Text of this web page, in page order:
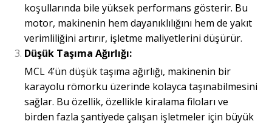
koşullarında bile yüksek performans gösterir. Bu
motor, makinenin hem dayanıklılığını hem de yakıt
verimliliğini artırır, işletme maliyetlerini düşürür.
Düşük Taşıma Ağırlığı:
MCL 4’ün düşük taşıma ağırlığı, makinenin bir
karayolu römorku üzerinde kolayca taşınabilmesini
sağlar. Bu özellik, özellikle kiralama filoları ve
birden fazla şantiyede çalışan işletmeler için büyük